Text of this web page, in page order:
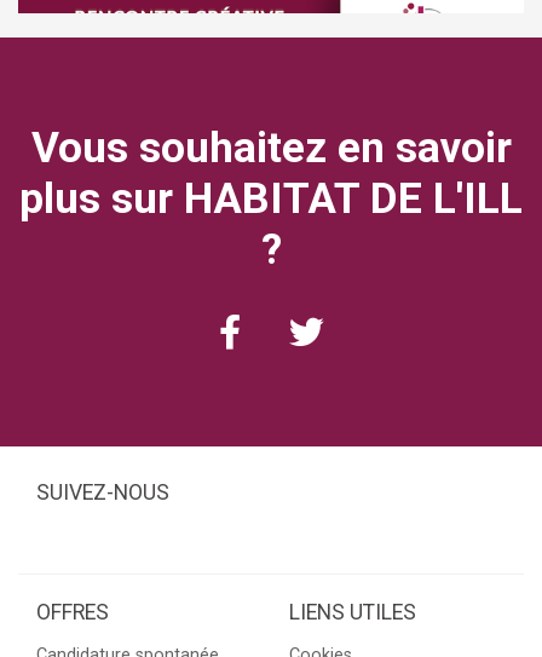
Vous souhaitez en savoir
plus sur HABITAT DE L'ILL
?
SUIVEZ-NOUS
OFFRES LIENS UTILES